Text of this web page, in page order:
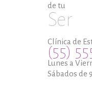
de tu
Ser
Clínica de
(55)
Lunes a
Sábados de